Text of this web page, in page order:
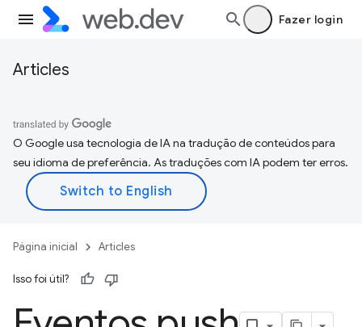
Fazer login
Articles
O Google usa tecnologia de IA na tradução de conteúdos para
seu idioma de preferência. As traduções com IA podem ter erros.
Página inicial Articles
Isso foi útil?